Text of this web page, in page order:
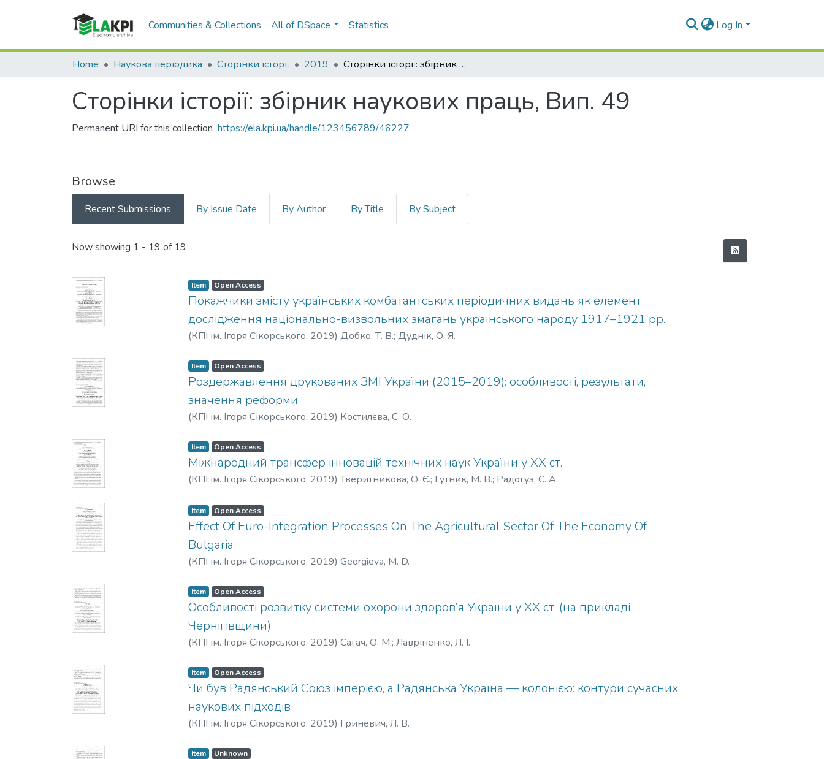
Communities & Collections All of DSpace Statistics Log In
Home Наукова періодика Сторінки історії 2019 Сторінки історії: збірник наукових праць, Вип. 49
Сторінки історії: збірник наукових праць, Вип. 49
Permanent URI for this collection https://ela.kpi.ua/handle/123456789/46227
Browse
Recent Submissions By Issue Date By Author By Title By Subject
Recent Submissions
Now showing 1 - 19 of 19
Item Open Access
Покажчики змісту українських комбатантських періодичних видань як елемент
дослідження національно-визвольних змагань українського народу 1917–1921 рр.
(КПІ ім. Ігоря Сікорського, 2019) Добко, Т. В.; Дуднік, О. Я.
Item Open Access
Роздержавлення друкованих ЗМІ України (2015–2019): особливості, результати,
значення реформи
(КПІ ім. Ігоря Сікорського, 2019) Костилєва, С. О.
Item Open Access
Міжнародний трансфер інновацій технічних наук України у ХХ ст.
(КПІ ім. Ігоря Сікорського, 2019)Тверитникова, О. Є.; Гутник, М. В.; Радогуз, С. А.
Item Open Access
Effect Of Euro-Integration Processes On The Agricultural Sector Of The Economy Of
Bulgaria
(КПІ ім. Ігоря Сікорського, 2019) Georgieva, M. D.
Item Open Access
Особливості розвитку системи охорони здоров’я України у XX ст. (на прикладі
Чернігівщини)
(КПІ ім. Ігоря Сікорського, 2019) Сагач, О. М.; Лавріненко, Л. І.
Item Open Access
Чи був Радянський Союз імперією, а Радянська Україна — колонією: контури сучасних
наукових підходів
(КПІ ім. Ігоря Сікорського, 2019) Гриневич, Л. В.
Item Unknown